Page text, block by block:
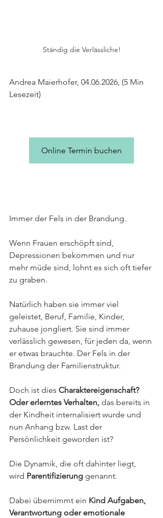
Ständig die Verlässliche!
Andrea Maierhofer, 04.06.2026, (5 Min
Lesezeit)
Online Termin buchen
Immer der Fels in der Brandung.
Wenn Frauen erschöpft sind,
Depressionen bekommen und nur
mehr müde sind, lohnt es sich oft tiefer
zu graben.
Natürlich haben sie immer viel
geleistet, Beruf, Familie, Kinder,
zuhause jongliert. Sie sind immer
verlässlich gewesen, für jeden da, wenn
er etwas brauchte. Der Fels in der
Brandung der Familienstruktur.
Doch ist dies Charaktereigenschaft?
Oder erlerntes Verhalten, das bereits in
der Kindheit internalisiert wurde und
nun Anhang bzw. Last der
Persönlichkeit geworden ist?
Die Dynamik, die oft dahinter liegt,
wird Parentifizierung genannt.
Dabei übernimmt ein Kind Aufgaben,
Verantwortung oder emotionale